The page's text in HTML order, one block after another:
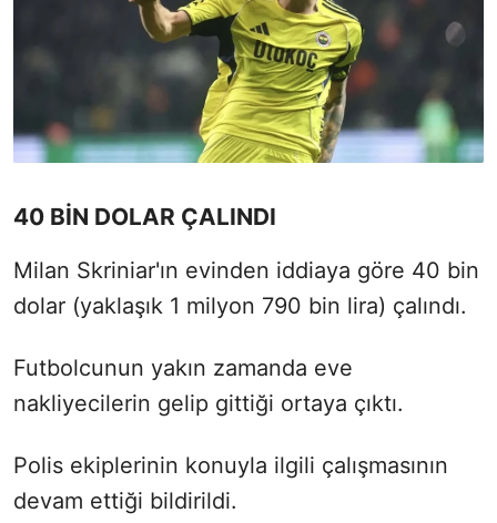
40 BİN DOLAR ÇALINDI
Milan Skriniar'ın evinden iddiaya göre 40 bin
dolar (yaklaşık 1 milyon 790 bin lira) çalındı.
Futbolcunun yakın zamanda eve
nakliyecilerin gelip gittiği ortaya çıktı.
Polis ekiplerinin konuyla ilgili çalışmasının
devam ettiği bildirildi.